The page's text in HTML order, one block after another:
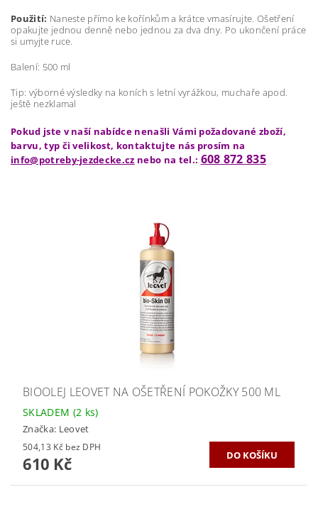
Použití: Naneste přímo ke kořínkům a krátce vmasírujte. Ošetření
opakujte jednou denně nebo jednou za dva dny. Po ukončení práce
si umyjte ruce.
Balení: 500 ml
Tip: výborné výsledky na koních s letní vyrážkou, muchaře apod.
ještě nezklamal
Pokud jste v naší nabídce nenašli Vámi požadované zboží,
barvu, typ či velikost, kontaktujte nás prosím na
info@potreby-jezdecke.cz nebo na tel.: 608 872 835
BIOOLEJ LEOVET NA OŠETŘENÍ POKOŽKY 500 ML
SKLADEM (2 ks)
Značka: Leovet
504,13 Kč bez DPH
610 Kč